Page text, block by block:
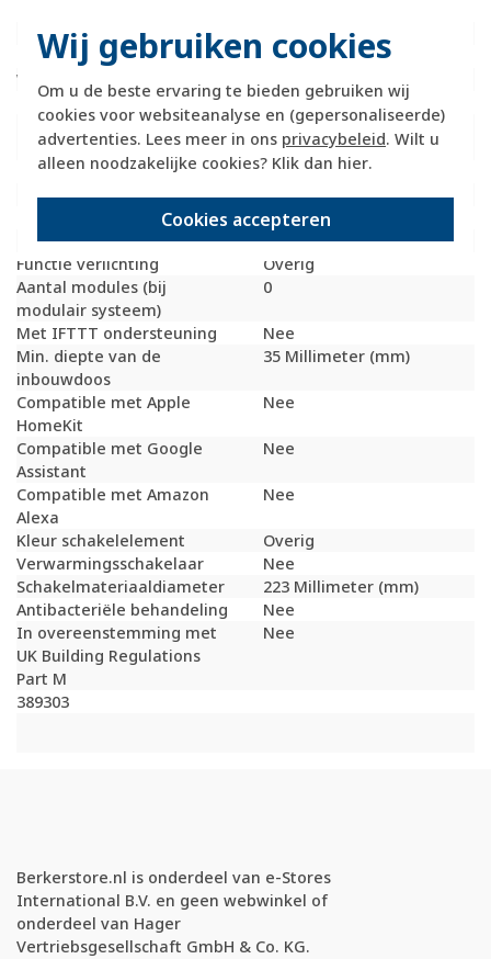
Wij gebruiken cookies
Om u de beste ervaring te bieden gebruiken wij
cookies voor websiteanalyse en (gepersonaliseerde)
advertenties. Lees meer in ons privacybeleid. Wilt u
alleen noodzakelijke cookies? Klik dan hier.
Cookies accepteren
Drukvlakschakelaar
Slagvastheid
IK07
Wasmachineschakelaar
Nee
Uitvoering oppervlakte
Mat
Geschikt voor
beschermingsgraad (IP)
IP20
Schakelmateriaalbreedte
71 Millimeter (mm)
Schakelmateriaalhoogte
71 Millimeter (mm)
Schakelmateriaaldiepte
42 Millimeter (mm)
Tekstveld/beschrijvingsvlak
Nee
Functie verlichting
Overig
Aantal modules (bij
modulair systeem)
0
Met IFTTT ondersteuning
Nee
Min. diepte van de
inbouwdoos
35 Millimeter (mm)
Compatible met Apple
HomeKit
Nee
Compatible met Google
Assistant
Nee
Compatible met Amazon
Alexa
Nee
Kleur schakelelement
Overig
Verwarmingsschakelaar
Nee
Schakelmateriaaldiameter
223 Millimeter (mm)
Antibacteriële behandeling
Nee
In overeenstemming met
UK Building Regulations
Part M
Nee
389303
Berkerstore.nl is onderdeel van e-Stores
International B.V. en geen webwinkel of
onderdeel van Hager
Vertriebsgesellschaft GmbH & Co. KG.